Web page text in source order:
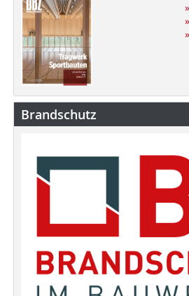
Brandschutz